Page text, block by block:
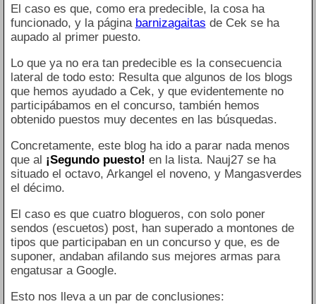
El caso es que, como era predecible, la cosa ha
funcionado, y la página barnizagaitas de Cek se ha
aupado al primer puesto.
Lo que ya no era tan predecible es la consecuencia
lateral de todo esto: Resulta que algunos de los blogs
que hemos ayudado a Cek, y que evidentemente no
participábamos en el concurso, también hemos
obtenido puestos muy decentes en las búsquedas.
Concretamente, este blog ha ido a parar nada menos
que al ¡Segundo puesto! en la lista. Nauj27 se ha
situado el octavo, Arkangel el noveno, y Mangasverdes
el décimo.
El caso es que cuatro blogueros, con solo poner
sendos (escuetos) post, han superado a montones de
tipos que participaban en un concurso y que, es de
suponer, andaban afilando sus mejores armas para
engatusar a Google.
Esto nos lleva a un par de conclusiones: